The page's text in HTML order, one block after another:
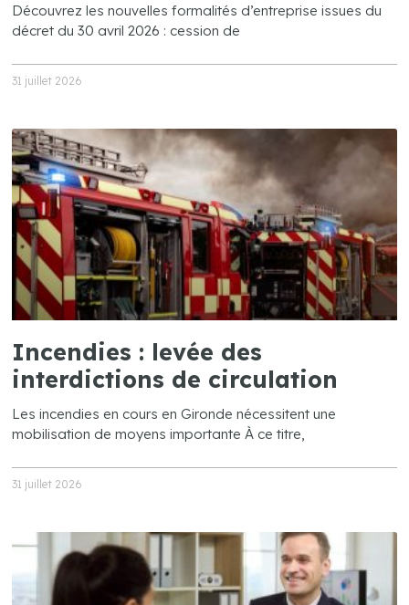
Découvrez les nouvelles formalités d’entreprise issues du
décret du 30 avril 2026 : cession de
31 juillet 2026
Incendies : levée des
interdictions de circulation
Les incendies en cours en Gironde nécessitent une
mobilisation de moyens importante À ce titre,
31 juillet 2026